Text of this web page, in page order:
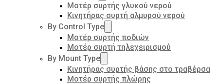
Μοτέρ συρτής γλυκού νερού
Κινητήρας συρτή αλμυρού νερού
By Control Type
Μοτέρ συρτής ποδιών
Μοτέρ συρτή τηλεχειρισμού
By Mount Type
Κινητήρας συρτής βάσης στο τραβέρσα
Μοτέρ συρτής πλώρης